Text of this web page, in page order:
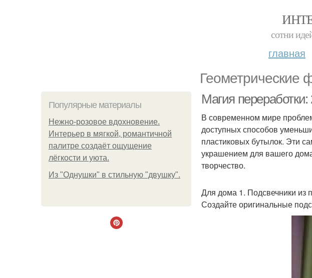
сотни
главная
Геометрические
Популярные материалы
Нежно-розовое вдохновение.
Интерьер в мягкой, романтичной
палитре создаёт ощущение
лёгкости и уюта.
Из "Однушки" в стильную "двушку".
Магия
В современном мире
доступных способов
пластиковых бутылок. Эти
украшением для вашего
творчество.
Для дома 1. Подсвечники из
Создайте оригинальные